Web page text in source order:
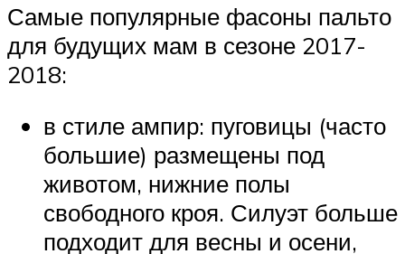
Самые популярные фасоны пальто
для будущих мам в сезоне 2017-
2018:
в стиле ампир: пуговицы (часто
большие) размещены под
животом, нижние полы
свободного кроя. Силуэт больше
подходит для весны и осени,